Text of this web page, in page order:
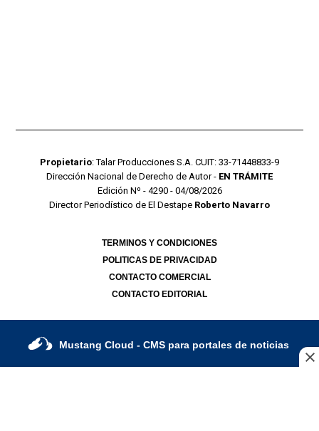
Propietario: Talar Producciones S.A. CUIT: 33-71448833-9
Dirección Nacional de Derecho de Autor - EN TRÁMITE
Edición Nº - 4290 - 04/08/2026
Director Periodístico de El Destape Roberto Navarro
TERMINOS Y CONDICIONES
POLITICAS DE PRIVACIDAD
CONTACTO COMERCIAL
CONTACTO EDITORIAL
Mustang Cloud - CMS para portales de noticias